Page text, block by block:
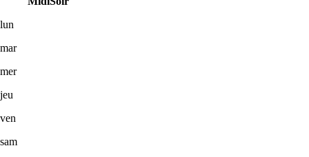
lun
mar
mer
jeu
ven
sam